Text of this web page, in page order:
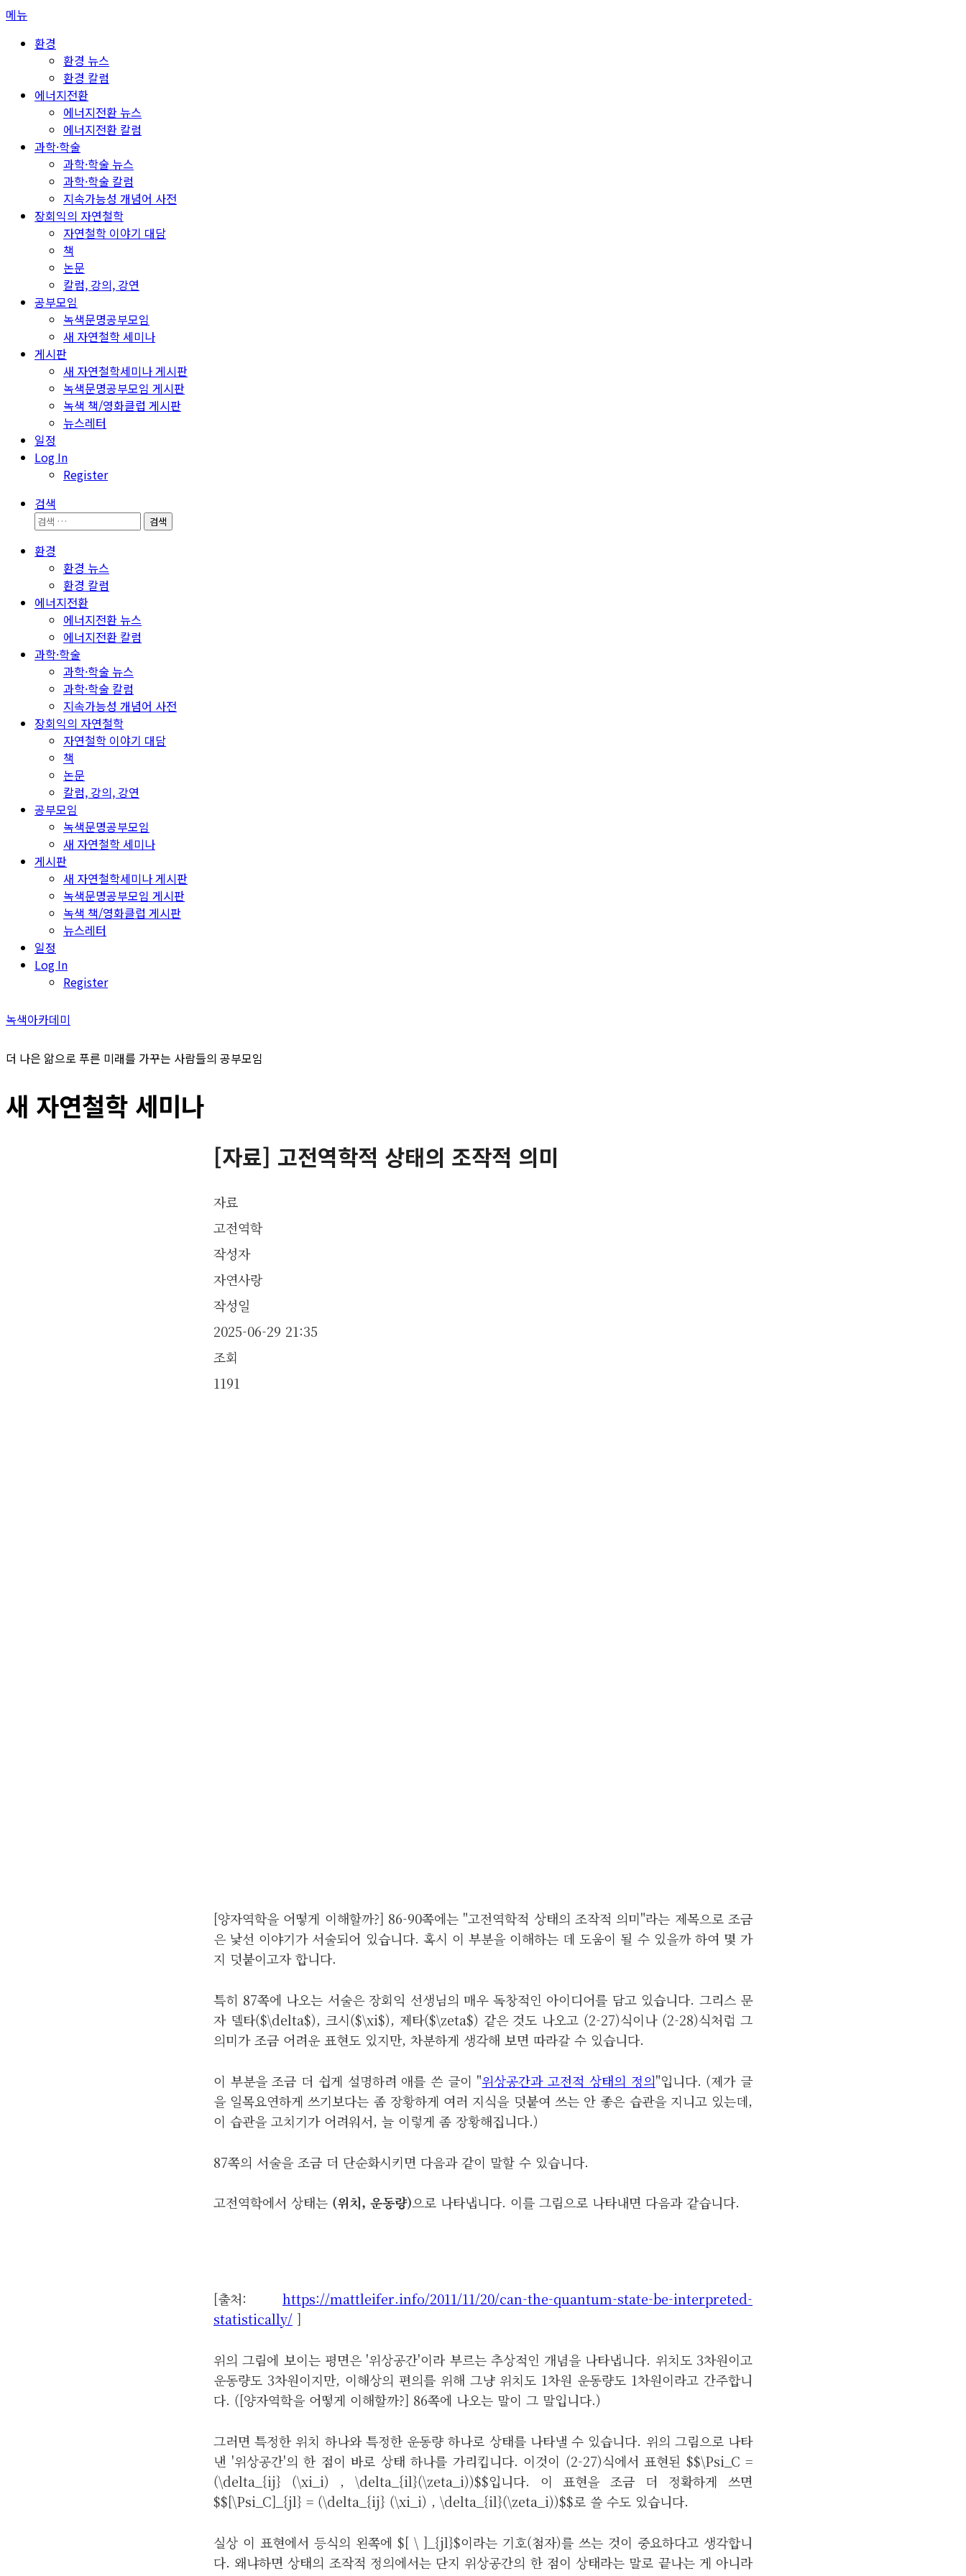
콘
메뉴
환경
환경 뉴스
환경 칼럼
에너지전환
에너지전환 뉴스
에너지전환 칼럼
과학·학술
과학·학술 뉴스
과학·학술 칼럼
지속가능성 개념어 사전
장회익의 자연철학
자연철학 이야기 대담
책
논문
칼럼, 강의, 강연
공부모임
녹색문명공부모임
새 자연철학 세미나
게시판
새 자연철학세미나 게시판
녹색문명공부모임 게시판
녹색 책/영화클럽 게시판
뉴스레터
일정
Log In
Register
검색
검
환경
환경 뉴스
환경 칼럼
에너지전환
에너지전환 뉴스
에너지전환 칼럼
과학·학술
과학·학술 뉴스
과학·학술 칼럼
지속가능성 개념어 사전
장회익의 자연철학
자연철학 이야기 대담
책
논문
칼럼, 강의, 강연
공부모임
녹색문명공부모임
새 자연철학 세미나
게시판
새 자연철학세미나 게시판
녹색문명공부모임 게시판
녹색 책/영화클럽 게시판
뉴스레터
일정
Log In
Register
녹색아카데미
더 나은 앎으로 푸른 미래를 가꾸는 사람들의 공부모임
새 자연철학 세미나
[자료] 고전역학적 상태의 조작적 의미
자료
고전역학
작성자
자연사랑
작성일
2025-06-29 21:35
조회
1191
[양자역학을 어떻게 이해할까?] 86-90쪽에는 "고전역학적 상태의 조작적 의미"라는 제목으로 조금
은 낯선 이야기가 서술되어 있습니다. 혹시 이 부분을 이해하는 데 도움이 될 수 있을까 하여 몇 가
지 덧붙이고자 합니다.
특히 87쪽에 나오는 서술은 장회익 선생님의 매우 독창적인 아이디어를 담고 있습니다. 그리스 문
자 델타($\delta$), 크시($\xi$), 제타($\zeta$) 같은 것도 나오고 (2-27)식이나 (2-28)식처럼 그
의미가 조금 어려운 표현도 있지만, 차분하게 생각해 보면 따라갈 수 있습니다.
이 부분을 조금 더 쉽게 설명하려 애를 쓴 글이 "위상공간과 고전적 상태의 정의"입니다. (제가 글
을 일목요연하게 쓰기보다는 좀 장황하게 여러 지식을 덧붙여 쓰는 안 좋은 습관을 지니고 있는데,
이 습관을 고치기가 어려워서, 늘 이렇게 좀 장황해집니다.)
87쪽의 서술을 조금 더 단순화시키면 다음과 같이 말할 수 있습니다.
고전역학에서 상태는 (위치, 운동량)으로 나타냅니다. 이를 그림으로 나타내면 다음과 같습니다.
[출처: https://mattleifer.info/2011/11/20/can-the-quantum-state-be-interpreted-
statistically/ ]
위의 그림에 보이는 평면은 '위상공간'이라 부르는 추상적인 개념을 나타냅니다. 위치도 3차원이고
운동량도 3차원이지만, 이해상의 편의를 위해 그냥 위치도 1차원 운동량도 1차원이라고 간주합니
다. ([양자역학을 어떻게 이해할까?] 86쪽에 나오는 말이 그 말입니다.)
그러면 특정한 위치 하나와 특정한 운동량 하나로 상태를 나타낼 수 있습니다. 위의 그림으로 나타
낸 '위상공간'의 한 점이 바로 상태 하나를 가리킵니다. 이것이 (2-27)식에서 표현된 $$\Psi_C =
(\delta_{ij} (\xi_i) , \delta_{il}(\zeta_i))$$입니다. 이 표현을 조금 더 정확하게 쓰면
$$[\Psi_C]_{jl} = (\delta_{ij} (\xi_i) , \delta_{il}(\zeta_i))$$로 쓸 수도 있습니다.
실상 이 표현에서 등식의 왼쪽에 $[ \ ]_{jl}$이라는 기호(첨자)를 쓰는 것이 중요하다고 생각합니
다. 왜냐하면 상태의 조작적 정의에서는 단지 위상공간의 한 점이 상태라는 말로 끝나는 게 아니라